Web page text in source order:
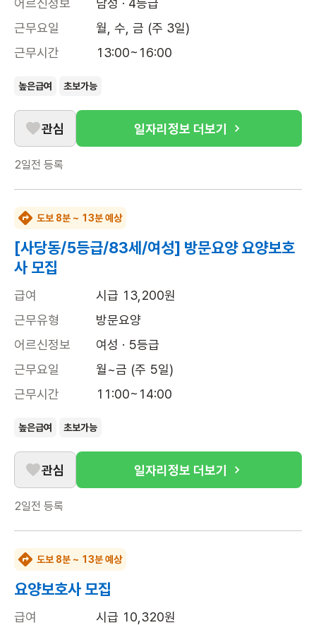
어르신정보
남성 · 4등급
근무요일
월, 수, 금 (주 3일)
근무시간
13:00~16:00
높은급여 초보가능
관심 일자리정보 더보기
2일전 등록
도보 8분 ~ 13분 예상
[사당동/5등급/83세/여성] 방문요양 요양보호
사 모집
급여
시급 13,200원
근무유형
방문요양
어르신정보
여성 · 5등급
근무요일
월~금 (주 5일)
근무시간
11:00~14:00
높은급여 초보가능
관심 일자리정보 더보기
2일전 등록
도보 8분 ~ 13분 예상
요양보호사 모집
급여
시급 10,320원